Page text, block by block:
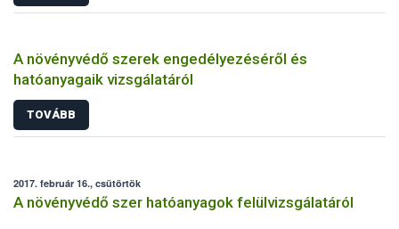
A növényvédő szerek engedélyezéséről és
hatóanyagaik vizsgálatáról
TOVÁBB
2017. február 16., csütörtök
A növényvédő szer hatóanyagok felülvizsgálatáról